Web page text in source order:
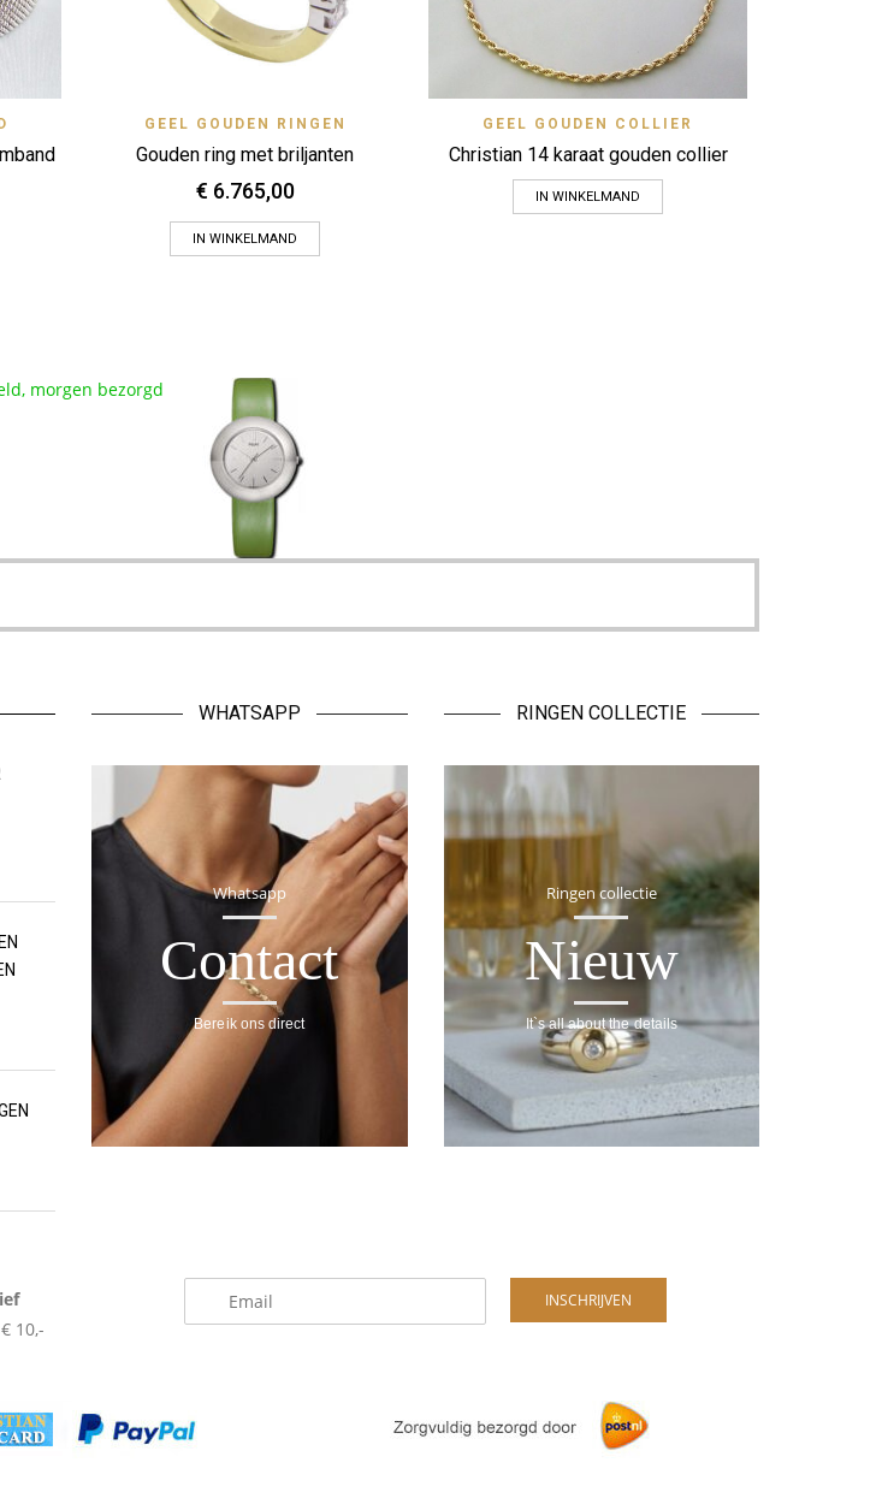
Zet op verlanglijstje Quick View
GEEL GOUDEN RINGEN
Gouden ring met briljanten
€ 6.765,00
IN WINKELMAND
Zet op verlanglijstje Quick View
GEEL GOUDEN COLLIER
Christian 14 karaat gouden collier
IN WINKELMAND
morgen bezorgd
WHATSAPP
Whatsapp
Contact
Bereik ons direct
RINGEN COLLECTIE
Ringen collectie
Nieuw
It`s all about the details
10,-